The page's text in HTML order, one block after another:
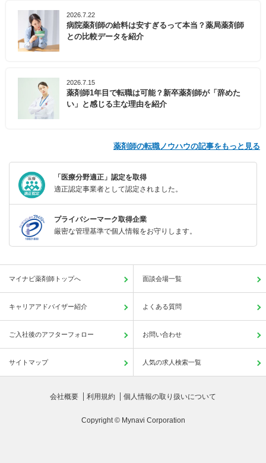
2026.7.22
病院薬剤師の給料は安すぎるって本当？薬局薬剤師
との比較データを紹介
2026.7.15
薬剤師1年目で転職は可能？新卒薬剤師が「辞めた
い」と感じる主な理由を紹介
薬剤師の転職ノウハウの記事をもっと見る
「医療分野適正」認定を取得
適正認定事業者として認定されました。
プライバシーマーク取得企業
厳密な管理基準で個人情報をお守りします。
マイナビ薬剤師トップへ 面談会場一覧
キャリアアドバイザー紹介 よくある質問
ご入社後のアフターフォロー お問い合わせ
サイトマップ 人気の求人検索一覧
会社概要 利用規約 個人情報の取り扱いについて
Copyright © Mynavi Corporation